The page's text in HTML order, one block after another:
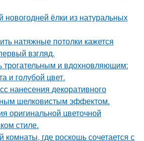
новогодней ёлки из натуральных
натяжные потолки кажется
взгляд.
трогательным и вдохновляющим:
и голубой цвет.
нанесения декоративного
шелковистым эффектом.
оригинальной цветочной
стиле.
комнаты, где роскошь сочетается с